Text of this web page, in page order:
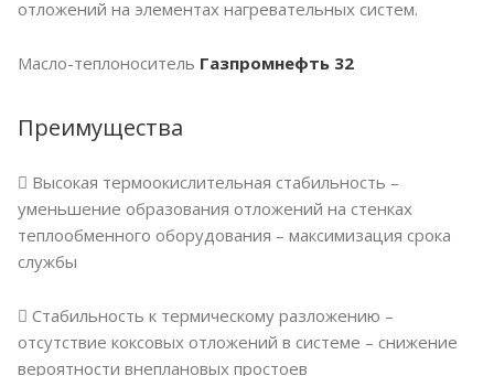
отложений на элементах нагревательных систем.
Масло-теплоноситель Газпромнефть 32
Преимущества
 Высокая термоокислительная стабильность –
уменьшение образования отложений на стенках
теплообменного оборудования – максимизация срока
службы
 Стабильность к термическому разложению –
отсутствие коксовых отложений в системе – снижение
вероятности внеплановых простоев